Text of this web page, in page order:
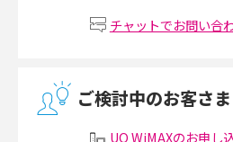
2017年6月(6)
2017年4月(8)
2017年3月(9)
Wi-Fiルーターの設定方法をわかりやすく解
無線LANとは？メリット・デメリットや接続
チャットでお問い合
ご検討中のお客さま
UQ WiMAXのお申し